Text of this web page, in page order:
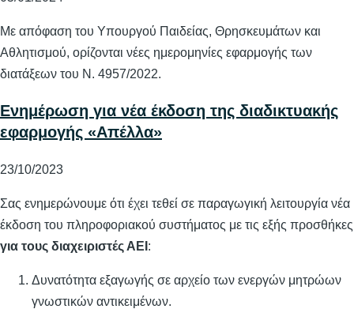
Με απόφαση του Υπουργού Παιδείας, Θρησκευμάτων και
Αθλητισμού, ορίζονται νέες ημερομηνίες εφαρμογής των
διατάξεων του Ν. 4957/2022.
Ενημέρωση για νέα έκδοση της διαδικτυακής
εφαρμογής «Απέλλα»
23/10/2023
Σας ενημερώνουμε ότι έχει τεθεί σε παραγωγική λειτουργία νέα
έκδοση του πληροφοριακού συστήματος με τις εξής προσθήκες
για τους διαχειριστές ΑΕΙ :
Δυνατότητα εξαγωγής σε αρχείο των ενεργών μητρώων
γνωστικών αντικειμένων.